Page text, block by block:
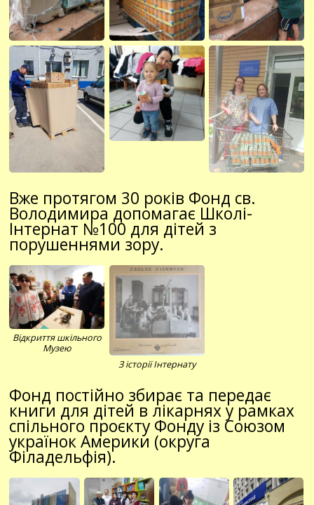
Вже протягом 30 років Фонд св.
Володимира допомагає Школі-
Інтернат №100 для дітей з
порушеннями зору.
Відкриття шкільного
Музею
З історії Інтернату
Фонд постійно збирає та передає
книги для дітей в лікарнях у рамках
спільного проєкту Фонду із Союзом
українок Америки (округа
Філадельфія).